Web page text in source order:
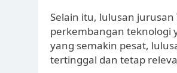
Selain itu, lulusan
perkembangan teknologi
yang semakin pesat,
tertinggal dan tetap